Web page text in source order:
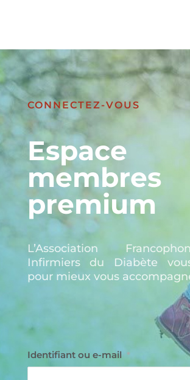
CONNECTEZ-VOUS
Espace
membres
premium
L’Association
Infirmiers du Diabète
pour mieux vous
Identifiant ou e-mail *